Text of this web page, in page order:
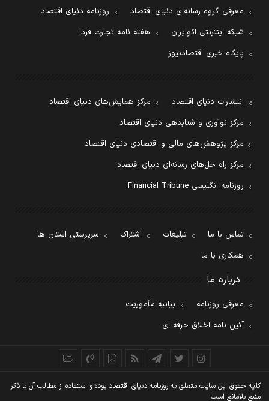
معرفی گروه رسانه‌ای دنیای اقتصاد
روزنامه دنیای اقتصاد
شبکه اینترنتی اکوایران
هفته نامه تجارت فردا
پایگاه خبری اقتصادنیوز
انتشارات دنیای اقتصاد
مرکز همایش‌های دنیای اقتصاد
مرکز نوآوری و شتابدهی دنیای اقتصاد
مرکز پژوهش‌های مالی و اقتصادی دنیای اقتصاد
مرکز راه حل‌های رسانه‌ای دنیای اقتصاد
روزنامه انگلیسی Financial Tribune
تماس با ما تبلیغات اشتراک
سرپرستی استان ها
همکاری با ما
درباره ما
معرفی روزنامه
بیانیه مأموریت
آئین نامه اخلاق حرفه ای
کليه حقوق اين سايت متعلق به روزنامه دنيای اقتصاد بوده و استفاده از مطالب آن با ذکر
منبع بلامانع است